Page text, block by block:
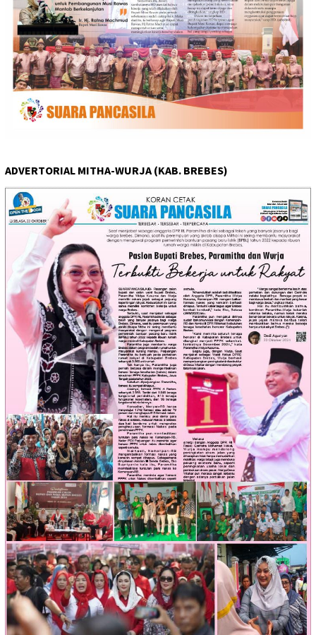
ADVERTORIAL MITHA-WURJA (KAB. BREBES)